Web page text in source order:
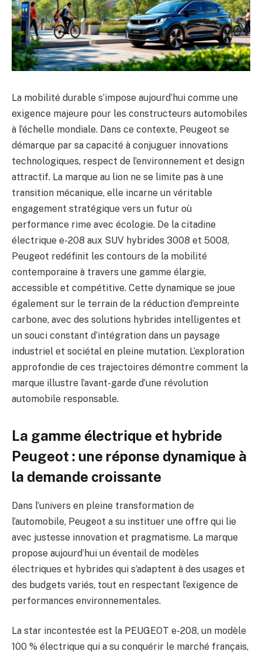
La mobilité durable s’impose aujourd’hui comme une
exigence majeure pour les constructeurs automobiles
à l’échelle mondiale. Dans ce contexte, Peugeot se
démarque par sa capacité à conjuguer innovations
technologiques, respect de l’environnement et design
attractif. La marque au lion ne se limite pas à une
transition mécanique, elle incarne un véritable
engagement stratégique vers un futur où
performance rime avec écologie. De la citadine
électrique e-208 aux SUV hybrides 3008 et 5008,
Peugeot redéfinit les contours de la mobilité
contemporaine à travers une gamme élargie,
accessible et compétitive. Cette dynamique se joue
également sur le terrain de la réduction d’empreinte
carbone, avec des solutions hybrides intelligentes et
un souci constant d’intégration dans un paysage
industriel et sociétal en pleine mutation. L’exploration
approfondie de ces trajectoires démontre comment la
marque illustre l’avant-garde d’une révolution
automobile responsable.
La gamme électrique et hybride
Peugeot : une réponse dynamique à
la demande croissante
Dans l’univers en pleine transformation de
l’automobile, Peugeot a su instituer une offre qui lie
avec justesse innovation et pragmatisme. La marque
propose aujourd’hui un éventail de modèles
électriques et hybrides qui s’adaptent à des usages et
des budgets variés, tout en respectant l’exigence de
performances environnementales.
La star incontestée est la PEUGEOT e-208, un modèle
100 % électrique qui a su conquérir le marché français,